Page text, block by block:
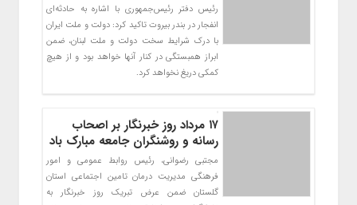
رئیس دفتر رئیس‌جمهوری با اشاره به حادثه‌ای
انفجار در بندر بیروت تاکید کرد: دولت و ملت ایران
با درک شرایط سخت دولت و ملت لبنان، ضمن
ابراز همبستگی در کنار آنها خواهد بود و از هیچ
کمکی دریغ نخواهد کرد.
۱۷ مرداد روز خبرنگار بر اصحاب
رسانه و روشنگران جامعه مبارک باد
مجتبی رضوانی، رئیس روابط عمومی و امور
فرهنگی مدیریت درمان تامین اجتماعی استان
گلستان ضمن عرض تبریک روز خبرنگار به